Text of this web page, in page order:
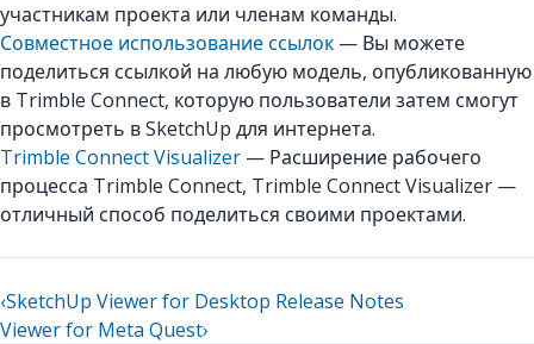
участникам проекта или членам команды.
Совместное использование ссылок — Вы можете
поделиться ссылкой на любую модель, опубликованную
в Trimble Connect, которую пользователи затем смогут
просмотреть в SketchUp для интернета.
Trimble Connect Visualizer — Расширение рабочего
процесса Trimble Connect, Trimble Connect Visualizer —
отличный способ поделиться своими проектами.
‹SketchUp Viewer for Desktop Release Notes
Viewer for Meta Quest›